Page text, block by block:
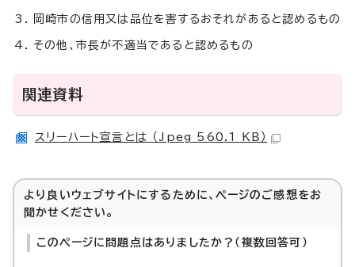
岡崎市の信用又は品位を害するおそれがあると認めるもの
その他、市長が不適当であると認めるもの
関連資料
スリーハート宣言とは （Jpeg 560.1 KB）
より良いウェブサイトにするために、ページのご感想をお
聞かせください。
このページに問題点はありましたか？（複数回答可）